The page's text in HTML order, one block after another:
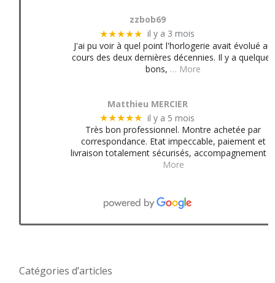
zzbob69
★★★★★ il y a 3 mois
J'ai pu voir à quel point l'horlogerie avait évolué au
cours des deux dernières décennies. Il y a quelques
bons, … More
Matthieu MERCIER
★★★★★ il y a 5 mois
Très bon professionnel. Montre achetée par
correspondance. Etat impeccable, paiement et
livraison totalement sécurisés, accompagnement
More
Catégories d’articles